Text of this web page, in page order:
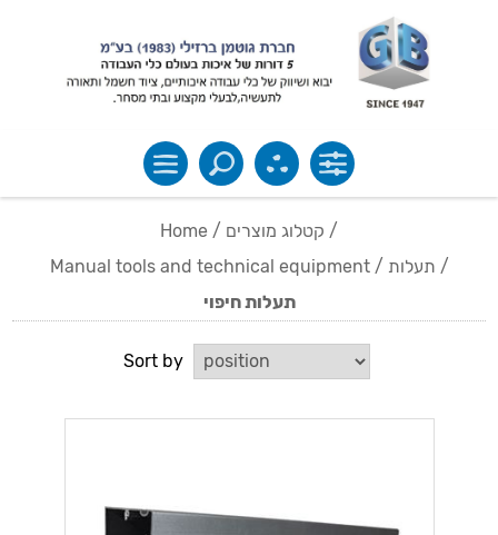
Home / קטלוג מוצרים /
Manual tools and technical equipment / תעלות /
תעלות חיפוי
Sort by